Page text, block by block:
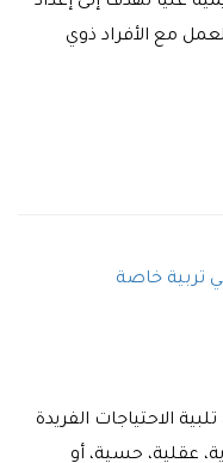
مع الأفراد ذوي
الاحتياجات الفريدة
عقلية، حسية، أو